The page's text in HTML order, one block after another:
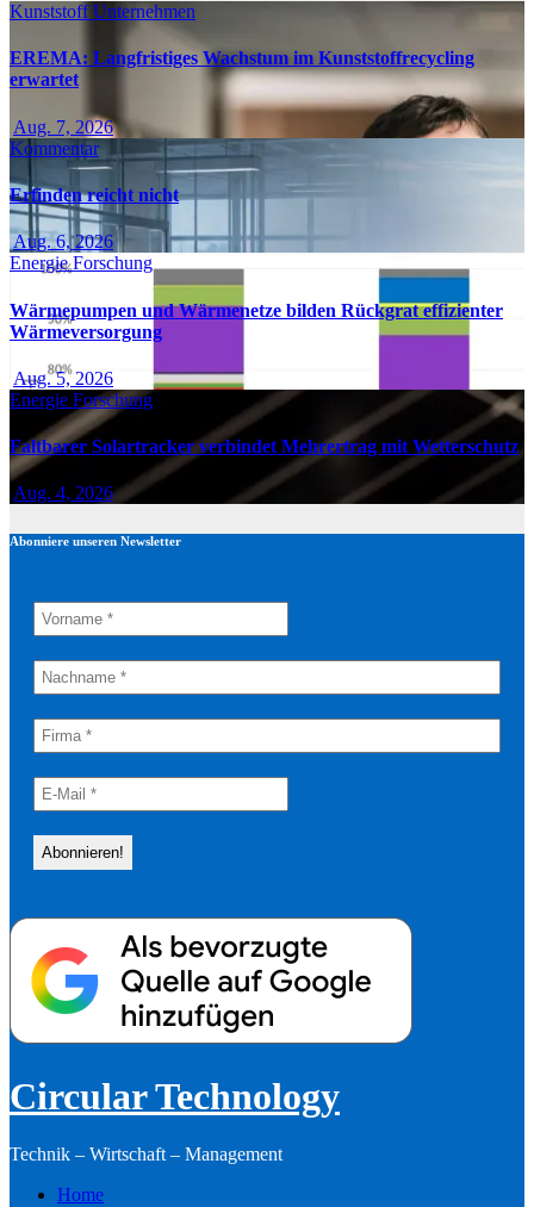
KunststoffUnternehmen
EREMA: Langfristiges Wachstum im Kunststoffrecycling
erwartet
Aug. 7, 2026
Kommentar
Erfinden reicht nicht
Aug. 6, 2026
EnergieForschung
Wärmepumpen und Wärmenetze bilden Rückgrat effizienter
Wärmeversorgung
Aug. 5, 2026
Energie Forschung
Faltbarer Solartracker verbindet Mehrertrag mit Wetterschutz
Aug. 4, 2026
Abonniere unseren Newsletter
Circular Technology
Technik – Wirtschaft – Management
Home